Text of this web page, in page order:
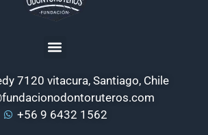
7120 vitacura, Santiago, Chile
+56 9 6432 1562